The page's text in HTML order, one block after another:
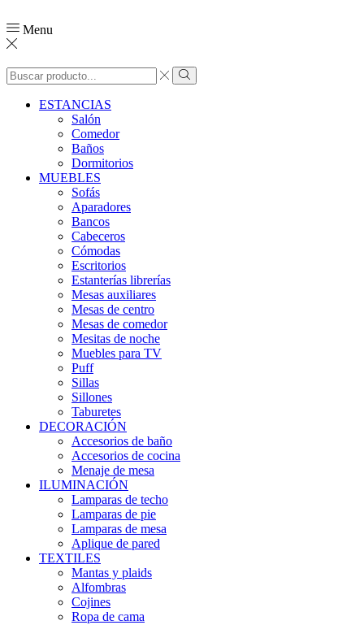
Menu
Search
input
Search
ESTANCIAS
Salón
Comedor
Baños
Dormitorios
MUEBLES
Sofás
Aparadores
Bancos
Cabeceros
Cómodas
Escritorios
Estanterías librerías
Mesas auxiliares
Mesas de centro
Mesas de comedor
Mesitas de noche
Muebles para TV
Puff
Sillas
Sillones
Taburetes
DECORACIÓN
Accesorios de baño
Accesorios de cocina
Menaje de mesa
ILUMINACIÓN
Lamparas de techo
Lamparas de pie
Lamparas de mesa
Aplique de pared
TEXTILES
Mantas y plaids
Alfombras
Cojines
Ropa de cama